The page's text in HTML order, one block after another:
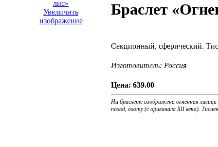
Увеличить
изображение
Браслет
Секционный, сферический.
Изготовитель: Россия
Цена: 639.00
На браслете изображена огненная
поход, охоту (с оригинала XII века).